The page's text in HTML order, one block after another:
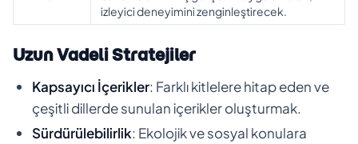
izleyici deneyimini zenginleştirecek.
Uzun Vadeli Stratejiler
Kapsayıcı İçerikler: Farklı kitlelere hitap eden ve
çeşitli dillerde sunulan içerikler oluşturmak.
Sürdürülebilirlik: Ekolojik ve sosyal konulara